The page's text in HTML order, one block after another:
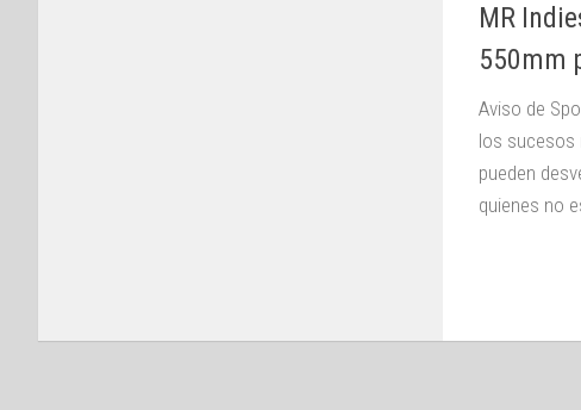
MR
550mm
Aviso de
los sucesos
pueden
quienes no